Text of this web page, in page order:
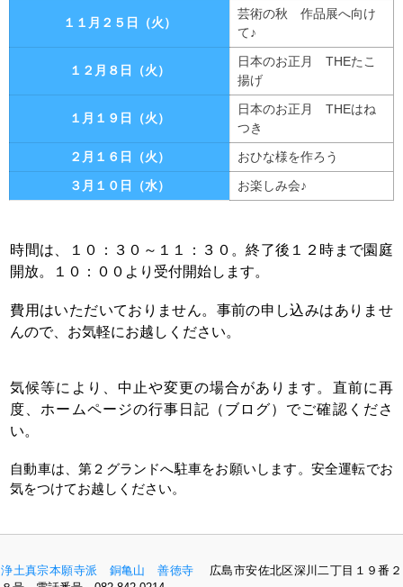
１１月２５日（火）
芸術の秋 作品展へ向け
て♪
１２月８日（火）
日本のお正月 THEたこ
揚げ
１月１９日（火）
日本のお正月 THEはね
つき
２月１６日（火）
おひな様を作ろう
３月１０日（水）
お楽しみ会♪
時間は、１０：３０～１１：３０。終了後１２時まで園庭
開放。１０：００より受付開始します。
費用はいただいておりません。事前の申し込みはありませ
んので、お気軽にお越しください。
気候等により、中止や変更の場合があります。 直前に再
度、ホームページの行事日記（ブログ）でご確認くださ
い。
自動車は、第２グランドへ駐車をお願いします。安全運転でお
気をつけてお越しください。
浄土真宗本願寺派 銅亀山 善徳寺
広島市安佐北区深川二丁目１９番２